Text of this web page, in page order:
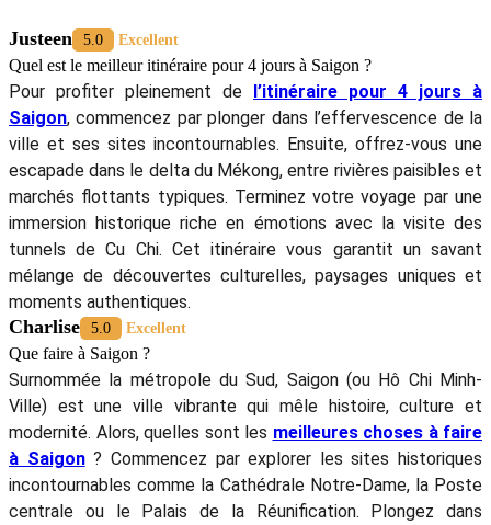
Justeen 5.0 Excellent
Quel est le meilleur itinéraire pour 4 jours à Saigon ?
Pour profiter pleinement de l’itinéraire pour 4 jours à
Saigon, commencez par plonger dans l’effervescence de la
ville et ses sites incontournables. Ensuite, offrez-vous une
escapade dans le delta du Mékong, entre rivières paisibles et
marchés flottants typiques. Terminez votre voyage par une
immersion historique riche en émotions avec la visite des
tunnels de Cu Chi. Cet itinéraire vous garantit un savant
mélange de découvertes culturelles, paysages uniques et
moments authentiques.
Charlise 5.0 Excellent
Que faire à Saigon ?
Surnommée la métropole du Sud, Saigon (ou Hô Chi Minh-
Ville) est une ville vibrante qui mêle histoire, culture et
modernité. Alors, quelles sont les meilleures choses à faire
à Saigon? Commencez par explorer les sites historiques
incontournables comme la Cathédrale Notre-Dame, la Poste
centrale ou le Palais de la Réunification. Plongez dans